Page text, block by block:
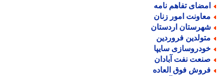
تفاهم نامه
امور زنان
اردستان
فروردین
سایپا
نفت آبادان
فوق العاده